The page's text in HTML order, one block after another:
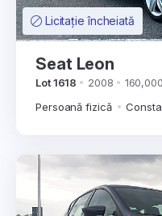
Licitație încheiată
Seat Leon
Lot 1618 2008
Persoană fizică